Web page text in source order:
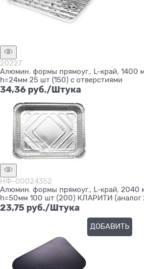
20227
Алюмин. формы прямоуг., L-край, 1400
h=24мм 25 шт (150) с отверстиями
34,36 руб./Штука
НФ-00024352
Алюмин. формы прямоуг., L-край, 2040
h=50мм 100 шт (200) КЛАРИТИ (аналог
23,75 руб./Штука
ДОБАВИТЬ